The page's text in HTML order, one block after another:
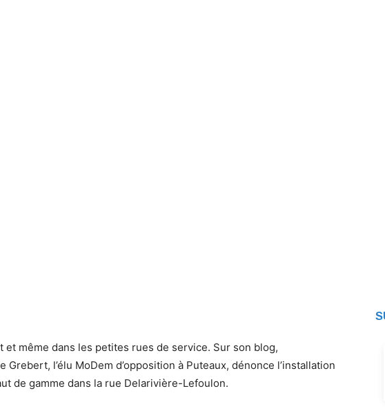
et même dans les petites rues de service. Sur son blog,
Grebert, l’élu MoDem d’opposition à Puteaux, dénonce l’installation
de gamme dans la rue Delarivière-Lefoulon.